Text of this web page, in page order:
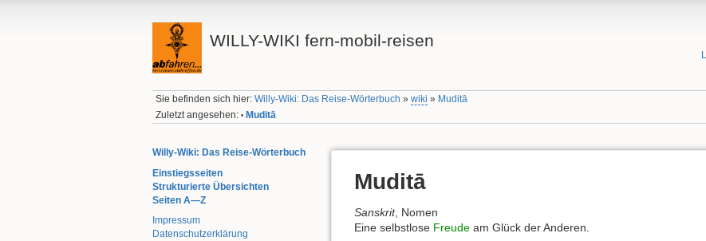
WILLY-WIKI fern-mobil-reisen
Sie befinden sich hier:Willy-Wiki: Das Reise-Wörterbuch »wiki » Muditā
Zuletzt angesehen: • Muditā
Willy-Wiki: Das Reise-Wörterbuch
Einstiegsseiten
Strukturierte Übersichten
Seiten A—Z
Impressum
Datenschutzerklärung
Muditā
Sanskrit, Nomen
Eine selbstlose Freude am Glück der Anderen.